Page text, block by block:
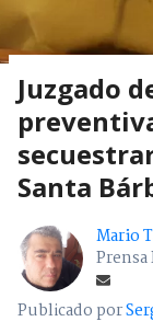
Juzgado
Santa
Mario
Publicado por